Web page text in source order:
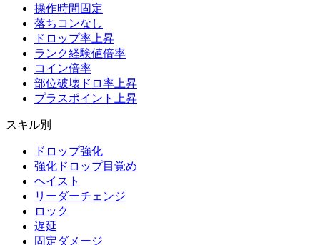
操作時間固定
落ちコンなし
ドロップ率上昇
ランク経験値倍率
コイン倍率
部位破壊ドロ率上昇
プラスポイント上昇
スキル別
ドロップ強化
強化ドロップ目覚め
ヘイスト
リーダーチェンジ
ロック
遅延
固定ダメージ